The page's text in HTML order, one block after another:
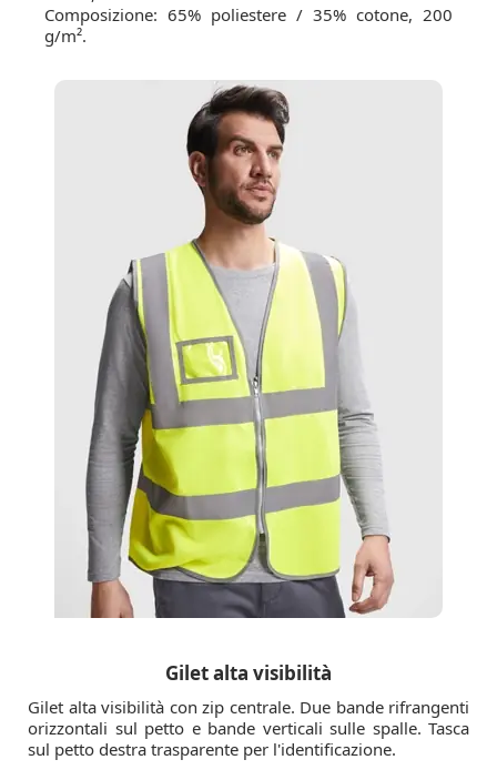
Composizione: 65% poliestere / 35% cotone, 200
g/m².
Gilet alta visibilità
Gilet alta visibilità con zip centrale. Due bande rifrangenti
orizzontali sul petto e bande verticali sulle spalle. Tasca
sul petto destra trasparente per l'identificazione.